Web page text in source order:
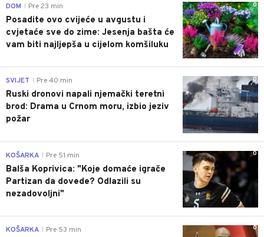
0
DOM Pre 23 min
Posadite ovo cvijeće u avgustu i
cvjetaće sve do zime: Jesenja bašta će
vam biti najljepša u cijelom komšiluku
0
SVIJET Pre 40 min
Ruski dronovi napali njemački teretni
brod: Drama u Crnom moru, izbio jeziv
požar
0
KOŠARKA Pre 51 min
Balša Koprivica: "Koje domaće igrače
Partizan da dovede? Odlazili su
nezadovoljni"
0
KOŠARKA Pre 53 min